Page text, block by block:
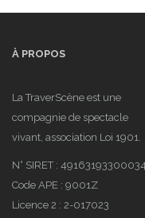
À PROPOS
La TraverScène est une
compagnie de spectacle
vivant, association Loi 1901.
N° SIRET : 49163193300034
Code APE : 9001Z
Licence 2 : 2-017023